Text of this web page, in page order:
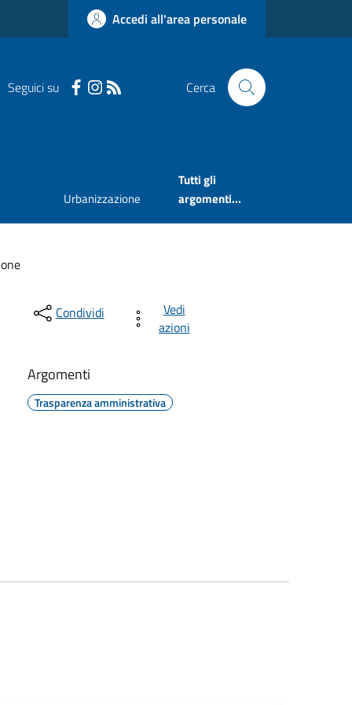
Accedi all'area personale
Seguici su Cerca
Urbanizzazione
Tutti gli
argomenti...
Condividi
Vedi
azioni
Argomenti
Trasparenza amministrativa